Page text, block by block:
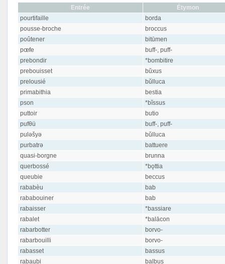
Entrée
Étymon
pourtifaille
borda
pousse-broche
broccus
poûtener
bitūmen
pœfe
buff-, puff-
prebondir
*bombitire
prebouisset
bŭxus
prelousié
bŭlluca
primabithia
bestia
pson
*bĭssus
puttoir
butio
pufθü
buff-, puff-
puləšyə
bŭlluca
purbatrə
battuere
quasi-borgne
brunna
querbossé
*bǫttia
queubie
beccus
rababèu
bab
rababouiner
bab
rabaisser
*bassiare
rabalet
*balācon
rabarbotter
borvo-
rabarbouilli
borvo-
rabasset
bassus
rabaubi
balbus